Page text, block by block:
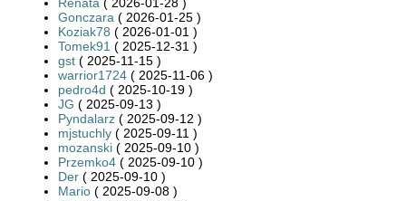
Gonczara ( 2026-01-25 )
Koziak78 ( 2026-01-01 )
Tomek91 ( 2025-12-31 )
gst ( 2025-11-15 )
warrior1724 ( 2025-11-06 )
pedro4d ( 2025-10-19 )
JG ( 2025-09-13 )
Pyndalarz ( 2025-09-12 )
mjstuchly ( 2025-09-11 )
mozanski ( 2025-09-10 )
Przemko4 ( 2025-09-10 )
Der ( 2025-09-10 )
Mario ( 2025-09-08 )